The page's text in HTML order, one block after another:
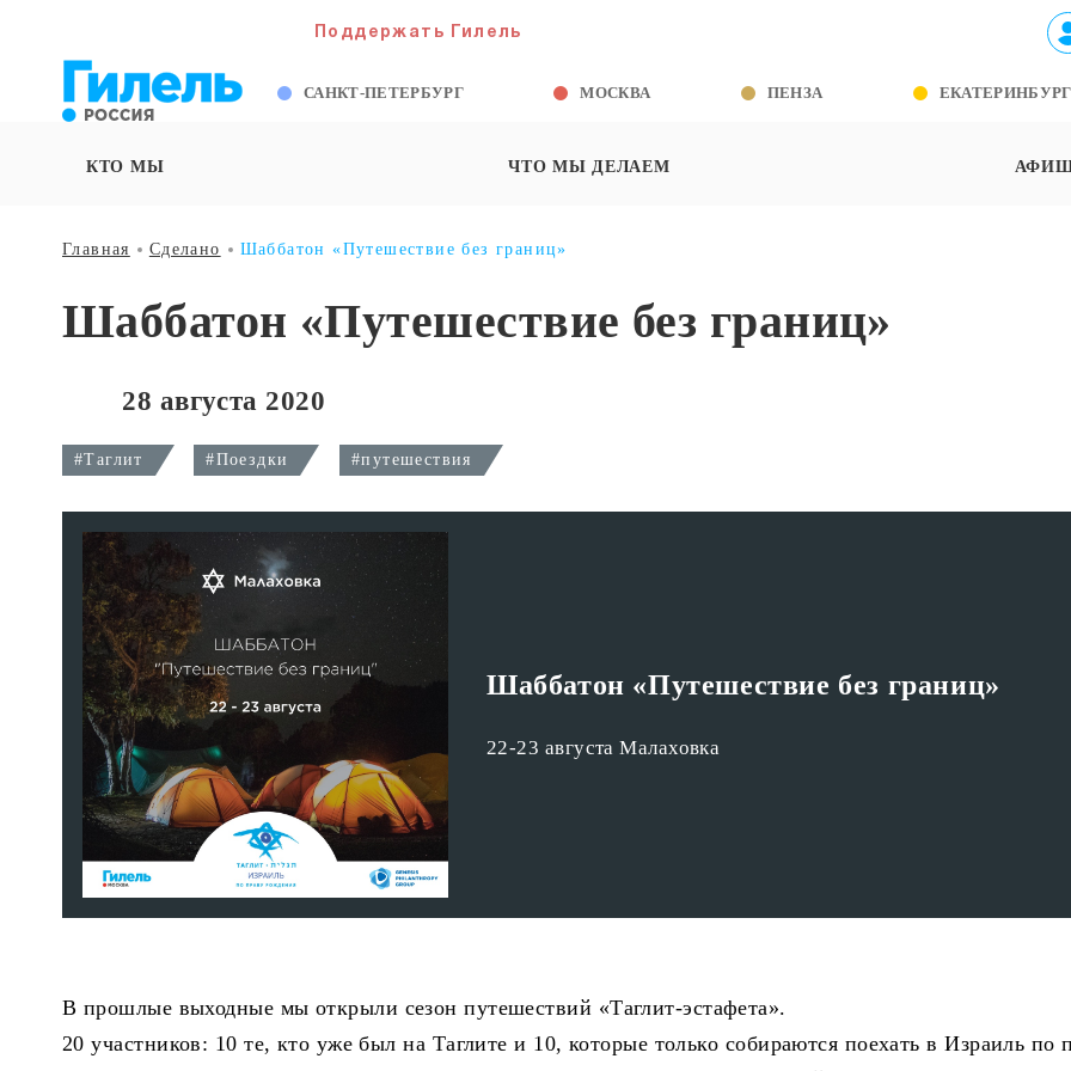
Поддержать Гилель
САНКТ-ПЕТЕРБУРГ МОСКВА ПЕНЗА ЕКАТЕРИНБУРГ
КТО МЫ ЧТО МЫ ДЕЛАЕМ
Главная Сделано Шаббатон «Путешествие без границ»
Шаббатон «Путешествие без границ»
28 августа 2020
#Таглит #Поездки #путешествия
Шаббатон «Путешествие без границ»
22-23 августа Малаховка
В прошлые выходные мы открыли сезон путешествий «Таглит-эстафета».
20 участников: 10 те, кто уже был на Таглите и 10, которые только собираются поехать в Израиль по